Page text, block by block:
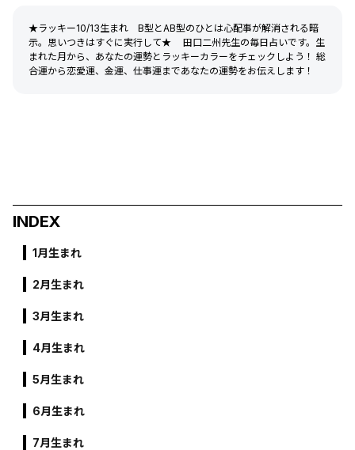
★ラッキー10/13生まれ B型とAB型のひとは心配事が解消される暗
示。思いつきはすぐに実行して★ 田口二州先生の毎日占いです。生
まれた月から、あなたの運勢とラッキーカラーをチェックしよう！ 総
合運から恋愛運、金運、仕事運まであなたの運勢をお伝えします！
INDEX
1月生まれ
2月生まれ
3月生まれ
4月生まれ
5月生まれ
6月生まれ
7月生まれ